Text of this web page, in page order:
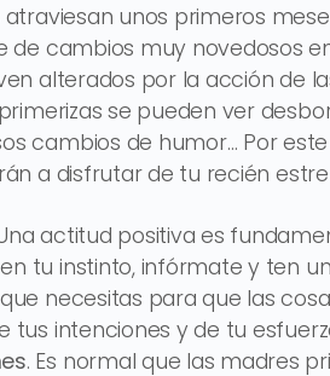
atraviesan unos primeros
de cambios muy novedosos
alterados por la acción de
se pueden ver
cambios de humor… Por
a disfrutar de tu recién
actitud positiva es
tu instinto, infórmate y ten
necesitas para que las
tus intenciones y de tu
. Es normal que las madres